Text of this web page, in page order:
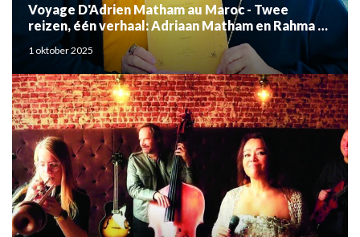
Voyage D'Adrien Matham au Maroc - Twee
reizen, één verhaal: Adriaan Matham en Rahma el
Mouden
1 oktober 2025